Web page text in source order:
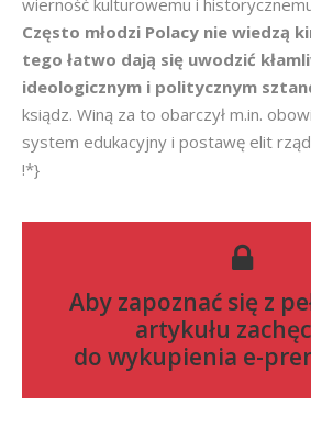
Często młodzi Polacy nie wiedzą
tego łatwo dają się uwodzić
ideologicznym i politycznym
ksiądz. Winą za to obarczył m.in.
system edukacyjny i postawę elit
!*}
Aby zapoznać się z
artykułu
do wykupienia e-